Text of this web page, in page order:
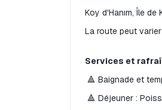
Koy d'Hanım, Île de
La route peut
Services et
🔺 Baignade et
🔺 Déjeuner :